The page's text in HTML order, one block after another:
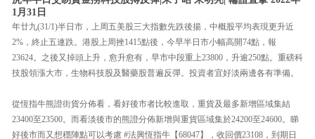
1月31日
年廿九(31/1)半日市，上周五美股三大指數先跌後揚，中概股平均表現更升近
2%，終止五連跌。港股上周挫1415點後，今早半日市小幅高開74點，報
23624。之後又掉頭上升，愈升愈有，早市中段重上23800，升逾250點。重磅科
技股領漲大市，生物科技股及醫藥股普遍反彈。投資者宜好淡兩邊各有準備。
從恆指牛熊證街貨分佈看，看好後市者比較進取，重貨及最多新增區域集結
23400至23500。而看淡後市的熊證分佈新增與重貨區域集於24200至24600。睇
好後市而又想穩陣點可以考慮 #法興恆指牛【68047】，收回價23108，到期日